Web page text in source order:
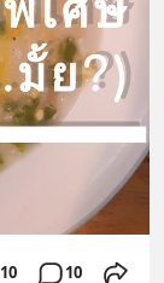
10 10